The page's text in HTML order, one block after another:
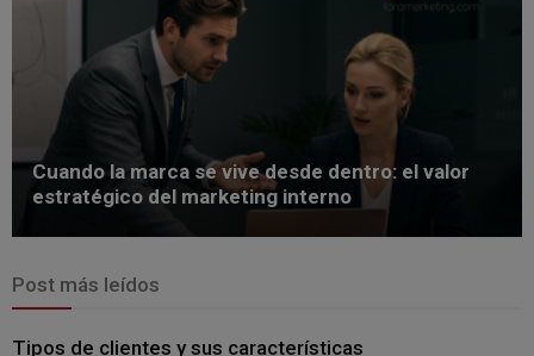
Cuando la marca se vive desde dentro: el valor
estratégico del marketing interno
Post más leídos
Tipos de clientes y sus características